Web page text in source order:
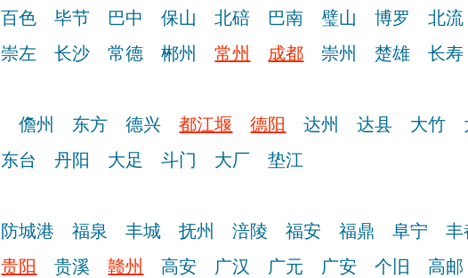
百色 毕节 巴中 保山 北碚 巴南 璧山 博罗 北流
崇左 长沙 常德 郴州 常州 成都 崇州 楚雄 长寿
儋州 东方 德兴 都江堰 德阳 达州 达县 大竹
东台 丹阳 大足 斗门 大厂 垫江
防城港 福泉 丰城 抚州 涪陵 福安 福鼎 阜宁 丰
贵阳 贵溪 赣州 高安 广汉 广元 广安 个旧 高邮